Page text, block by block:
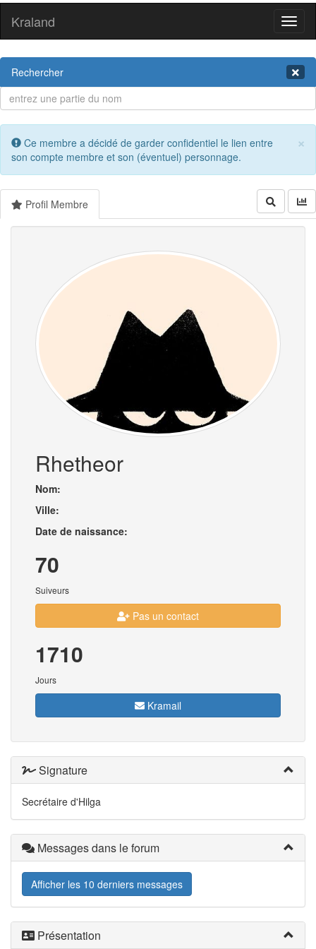
Kraland
Rechercher
×
Ce membre a décidé de garder confidentiel le lien entre
son compte membre et son (éventuel) personnage.
Profil Membre
Rhetheor
Nom:
Ville:
Date de naissance:
70
Suiveurs
Pas un contact
1710
Jours
Kramail
Signature
Secrétaire d'Hilga
Messages dans le forum
Afficher les 10 derniers messages
Présentation